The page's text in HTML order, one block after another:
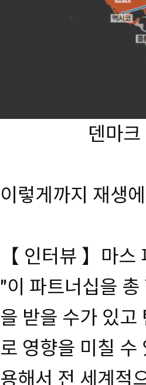
덴마
이렇게까지 재생
【 인터뷰 】마
"이 파트너십을
을 받을 수가 있
로 영향을 미칠 수
용해서 전 세계적